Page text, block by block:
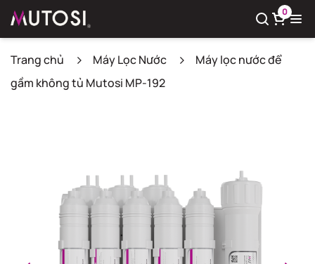
0
Trang chủ Máy Lọc Nước
Máy lọc nước để
gầm không tủ Mutosi MP-192